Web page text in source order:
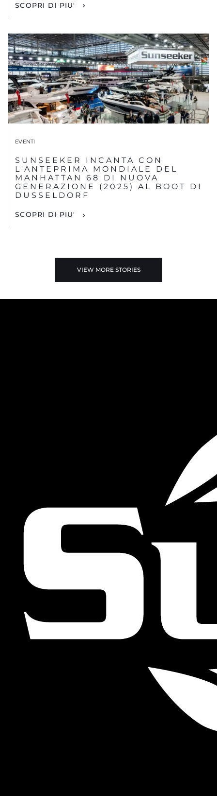
SCOPRI DI PIU'
EVENTI
SUNSEEKER INCANTA CON
L'ANTEPRIMA MONDIALE DEL
MANHATTAN 68 DI NUOVA
GENERAZIONE (2025) AL BOOT DI
DUSSELDORF
SCOPRI DI PIU'
VIEW MORE STORIES